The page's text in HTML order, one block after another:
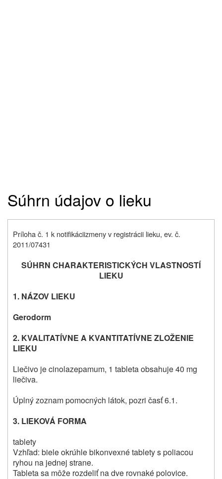
Súhrn údajov o lieku
Príloha č. 1 k notifikáciizmeny v registrácii lieku, ev. č.
2011/07431
SÚHRN CHARAKTERISTICKÝCH VLASTNOSTÍ
LIEKU
1. NÁZOV LIEKU
Gerodorm
2. KVALITATÍVNE A KVANTITATÍVNE ZLOŽENIE
LIEKU
Liečivo je cinolazepamum, 1 tableta obsahuje 40 mg
liečiva.
Úplný zoznam pomocných látok, pozri časť 6.1.
3. LIEKOVÁ FORMA
tablety
Vzhľad: biele okrúhle bikonvexné tablety s poliacou
ryhou na jednej strane.
Tableta sa môže rozdeliť na dve rovnaké polovice.